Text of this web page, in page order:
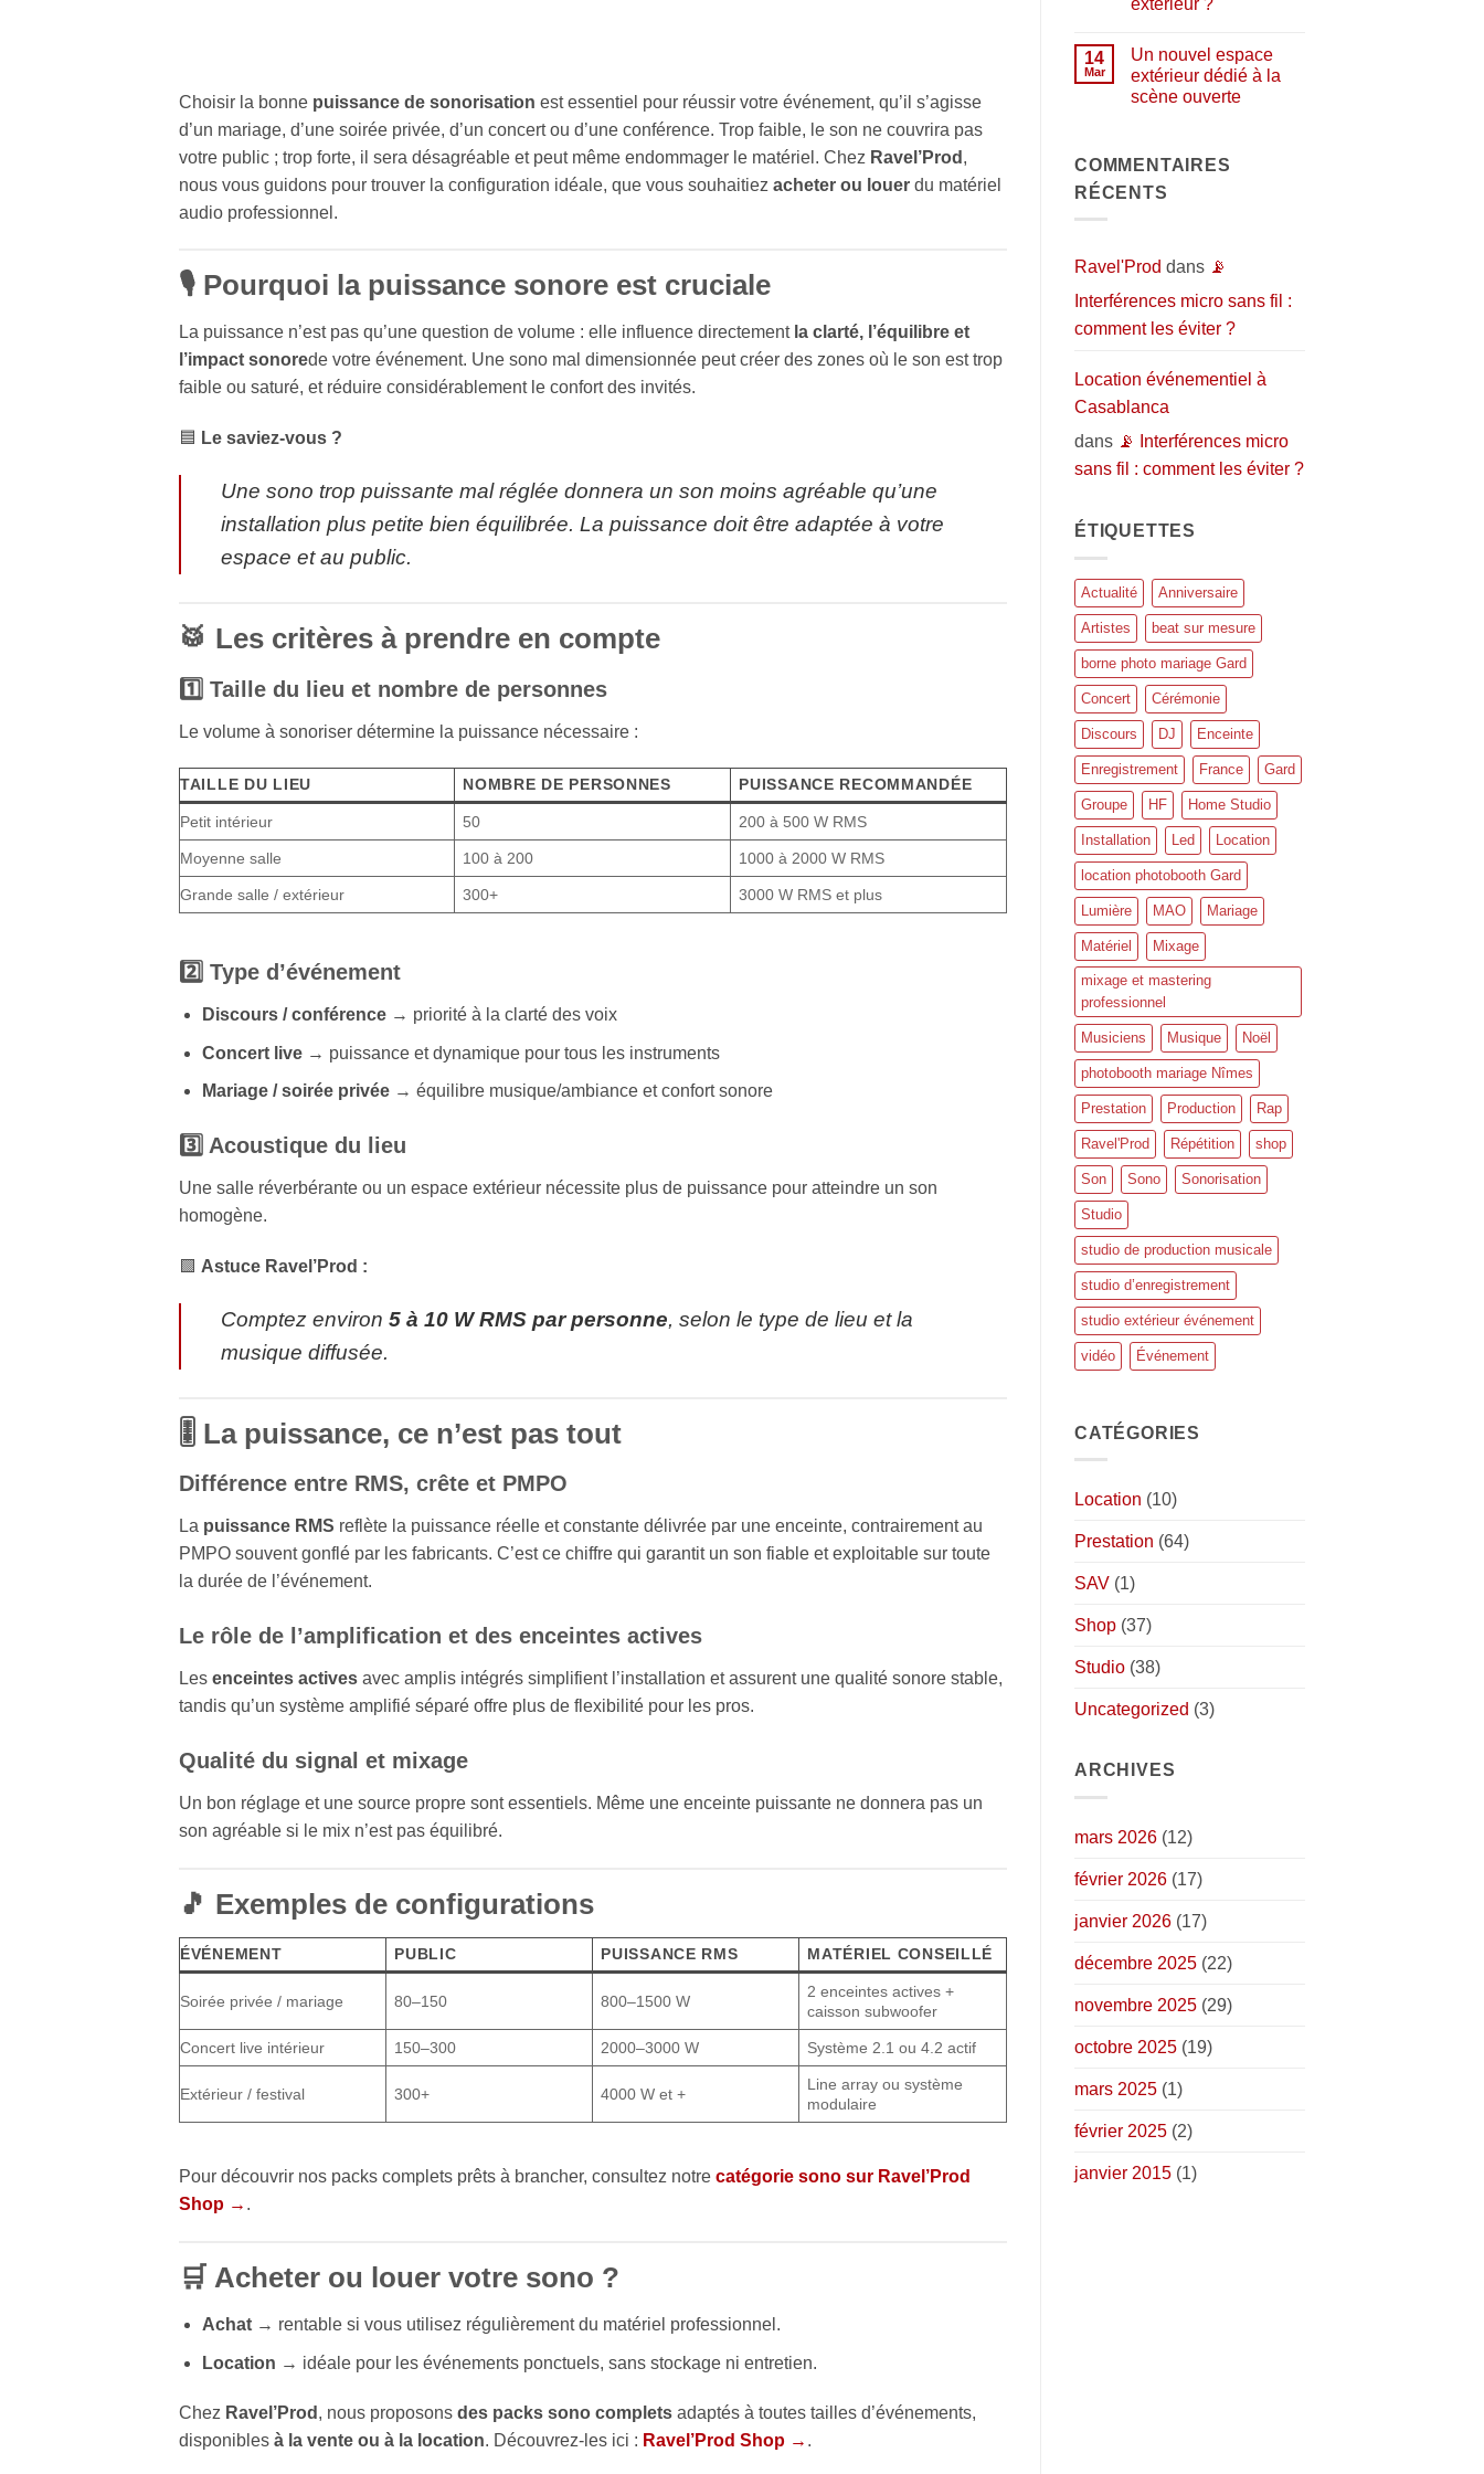
Choisir la bonne puissance de sonorisation est essentiel pour réussir votre événement, qu’il s’agisse
d’un mariage, d’une soirée privée, d’un concert ou d’une conférence. Trop faible, le son ne couvrira pas
votre public ; trop forte, il sera désagréable et peut même endommager le matériel. Chez Ravel’Prod ,
nous vous guidons pour trouver la configuration idéale, que vous souhaitiez acheter ou louer du matériel
audio professionnel.
🎙️ Pourquoi la puissance sonore est cruciale
La puissance n’est pas qu’une question de volume : elle influence directement la clarté, l’équilibre et
l’impact sonorede votre événement. Une sono mal dimensionnée peut créer des zones où le son est trop
faible ou saturé, et réduire considérablement le confort des invités.
🟦 Le saviez-vous ?
Une sono trop puissante mal réglée donnera un son moins agréable qu’une
installation plus petite bien équilibrée. La puissance doit être adaptée à votre
espace et au public.
🥁 Les critères à prendre en compte
1️⃣ Taille du lieu et nombre de personnes
Le volume à sonoriser détermine la puissance nécessaire :
TAILLE DU LIEU NOMBRE DE PERSONNES PUISSANCE RECOMMANDÉE
Petit intérieur 50 200 à 500 W RMS
Moyenne salle 100 à 200 1000 à 2000 W RMS
Grande salle / extérieur 300+ 3000 W RMS et plus
2️⃣ Type d’événement
Discours / conférence→ priorité à la clarté des voix
Concert live→ puissance et dynamique pour tous les instruments
Mariage / soirée privée→ équilibre musique/ambiance et confort sonore
3️⃣ Acoustique du lieu
Une salle réverbérante ou un espace extérieur nécessite plus de puissance pour atteindre un son
homogène.
🟩 Astuce Ravel’Prod :
Comptez environ 5 à 10 W RMS par personne, selon le type de lieu et la
musique diffusée.
🎚️ La puissance, ce n’est pas tout
Différence entre RMS, crête et PMPO
La puissance RMS reflète la puissance réelle et constante délivrée par une enceinte, contrairement au
PMPO souvent gonflé par les fabricants. C’est ce chiffre qui garantit un son fiable et exploitable sur toute
la durée de l’événement.
Le rôle de l’amplification et des enceintes actives
Les enceintes actives avec amplis intégrés simplifient l’installation et assurent une qualité sonore stable,
tandis qu’un système amplifié séparé offre plus de flexibilité pour les pros.
Qualité du signal et mixage
Un bon réglage et une source propre sont essentiels. Même une enceinte puissante ne donnera pas un
son agréable si le mix n’est pas équilibré.
🎵 Exemples de configurations
ÉVÉNEMENT PUBLIC PUISSANCE RMS MATÉRIEL CONSEILLÉ
Soirée privée / mariage 80–150 800–1500 W
2 enceintes actives +
caisson subwoofer
Concert live intérieur 150–300 2000–3000 W Système 2.1 ou 4.2 actif
Extérieur / festival 300+ 4000 W et +
Line array ou système
modulaire
Pour découvrir nos packs complets prêts à brancher, consultez notre catégorie sono sur Ravel’Prod
Shop → .
🛒 Acheter ou louer votre sono ?
Achat→ rentable si vous utilisez régulièrement du matériel professionnel.
Location → idéale pour les événements ponctuels, sans stockage ni entretien.
Chez Ravel’Prod , nous proposons des packs sono complets adaptés à toutes tailles d’événements,
disponibles à la vente ou à la location. Découvrez-les ici : Ravel’Prod Shop → .
de
d’enregistrement
l’espace
idéal
pour
vos
musicaux
sur
Pourquoi
organiser
un
14
Mar
Un nouvel espace
extérieur dédié à la
scène ouverte
Un
nouvel
espace
scène
ouverte
COMMENTAIRES
RÉCENTS
Ravel'Prod dans 📡
Interférences micro sans fil :
comment les éviter ?
Location événementiel à
Casablanca
dans 📡 Interférences micro
sans fil : comment les éviter ?
ÉTIQUETTES
Actualité Anniversaire
Artistes beat sur mesure
borne photo mariage Gard
Concert Cérémonie
Discours DJ Enceinte
Enregistrement France Gard
Groupe HF Home Studio
Installation Led Location
location photobooth Gard
Lumière MAO Mariage
Matériel Mixage
mixage et mastering
professionnel
Musiciens Musique Noël
photobooth mariage Nîmes
Prestation Production Rap
Ravel'Prod Répétition shop
Son Sono Sonorisation
Studio
studio de production musicale
studio d’enregistrement
studio extérieur événement
vidéo Événement
CATÉGORIES
Location (10)
Prestation (64)
SAV (1)
Shop (37)
Studio (38)
Uncategorized (3)
ARCHIVES
mars 2026 (12)
février 2026 (17)
janvier 2026 (17)
décembre 2025 (22)
novembre 2025 (29)
octobre 2025 (19)
mars 2025 (1)
février 2025 (2)
janvier 2015 (1)